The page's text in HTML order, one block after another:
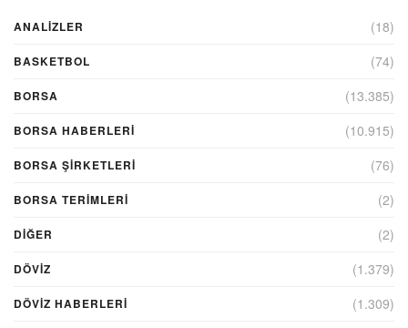
ANALIZLER (18)
BASKETBOL (74)
BORSA (13.385)
BORSA HABERLERI (10.915)
BORSA ŞIRKETLERI (76)
BORSA TERIMLERI (2)
DIĞER (2)
DÖVİZ (1.379)
DÖVIZ HABERLERI (1.309)